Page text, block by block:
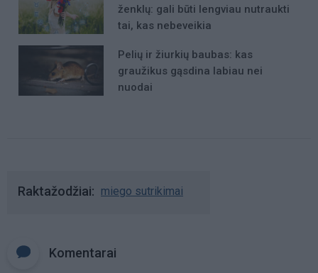
ženklų: gali būti lengviau nutraukti
tai, kas nebeveikia
Pelių ir žiurkių baubas: kas
graužikus gąsdina labiau nei
nuodai
Raktažodžiai miego sutrikimai
Komentarai